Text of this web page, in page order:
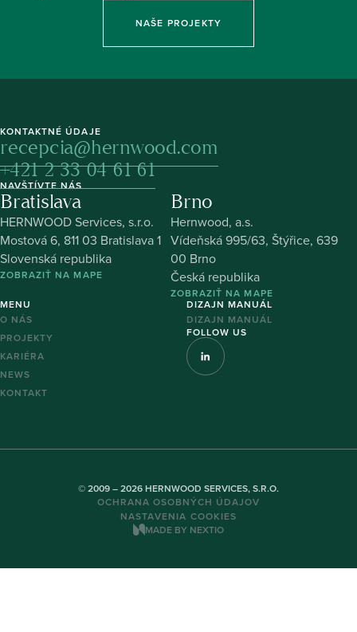
NAŠE PROJEKTY
KONTAKTNÉ ÚDAJE
recepcia@hernwood.com
+421 2 33 04 61 61
NAVŠTÍVTE NÁS
Bratislava
HERNWOOD Services, s.r.o.
Mostová 6, 811 03 Bratislava 1
Slovenská republika
ZOBRAZIŤ NA MAPE
Brno
Hernwood, a.s.
Vídeňská 995/63, Štýřice, 639
00 Brno
Česká republika
ZOBRAZIŤ NA MAPE
MENU
O NÁS
PROJEKTY
KARIÉRA
NEWS
KONTAKT
DIZAJN MANUÁL
DIZAJN MANUÁL
FOLLOW US
© 2009 – 2026 HERNWOOD SERVICES, S.R.O.
OCHRANA OSOBNÝCH ÚDAJOV
NASTAVENIA COOKIES
MADE BY NEXTIO